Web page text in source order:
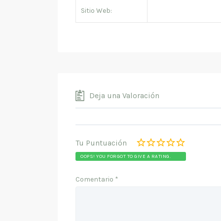
Sitio Web:
Deja una Valoración
Tu Puntuación
OOPS! YOU FORGOT TO GIVE A RATING.
Comentario *